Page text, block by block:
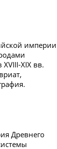
империи
XIX вв.
Древнего